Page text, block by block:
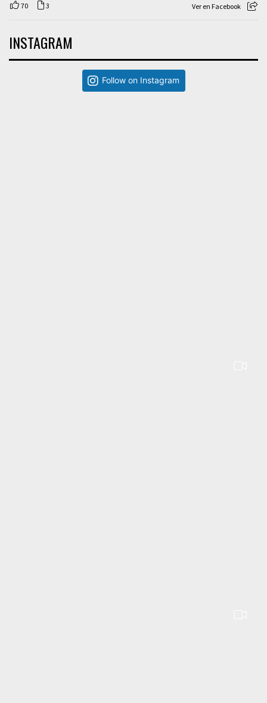
70 3 Ver en Facebook
INSTAGRAM
Follow on Instagram